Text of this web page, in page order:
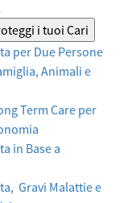
i tuoi Cari
per Due Persone
Animali e
Term Care per
in Base a
Gravi Malattie e